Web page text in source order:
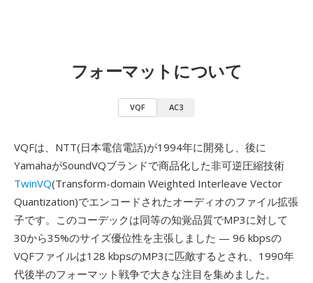
フォーマットについて
VQF AC3
VQFは、NTT(日本電信電話)が1994年に開発し、後に
YamahaがSoundVQブランドで商品化した非可逆圧縮技術
TwinVQ(Transform-domain Weighted Interleave Vector
Quantization)でエンコードされたオーディオのファイル拡張
子です。このコーデックは同等の知覚品質でMP3に対して
30から35%のサイズ優位性を主張しました — 96 kbpsの
VQFファイルは128 kbpsのMP3に匹敵するとされ、1990年
代後半のフォーマット戦争で大きな注目を集めました。